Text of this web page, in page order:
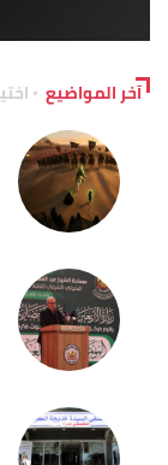
آخر المواضيع